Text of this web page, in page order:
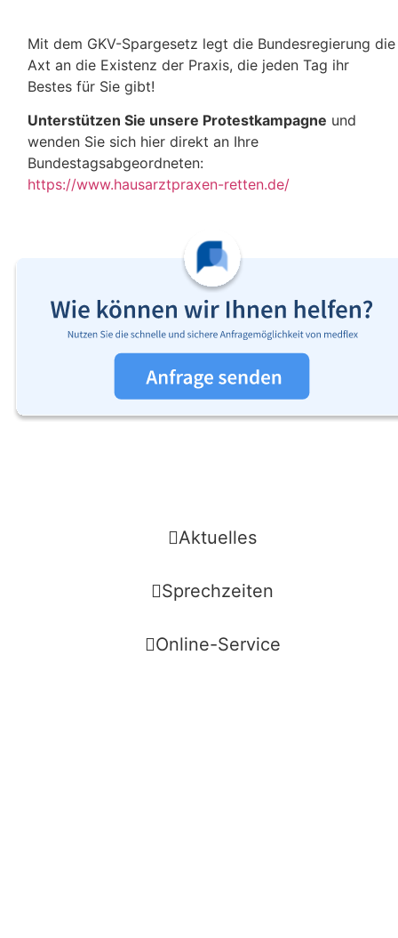
Mit dem GKV-Spargesetz legt die Bundesregierung die
Axt an die Existenz der Praxis, die jeden Tag ihr
Bestes für Sie gibt!
Unterstützen Sie unsere Protestkampagne und
wenden Sie sich hier direkt an Ihre
Bundestagsabgeordneten:
https://www.hausarztpraxen-retten.de/
Aktuelles
Sprechzeiten
Online-Service